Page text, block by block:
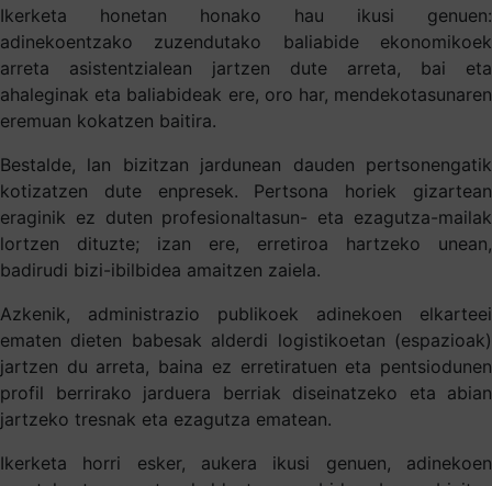
Ikerketa honetan honako hau ikusi genuen:
adinekoentzako zuzendutako baliabide ekonomikoek
arreta asistentzialean jartzen dute arreta, bai eta
ahaleginak eta baliabideak ere, oro har, mendekotasunaren
eremuan kokatzen baitira.
Bestalde, lan bizitzan jardunean dauden pertsonengatik
kotizatzen dute enpresek. Pertsona horiek gizartean
eraginik ez duten profesionaltasun- eta ezagutza-mailak
lortzen dituzte; izan ere, erretiroa hartzeko unean,
badirudi bizi-ibilbidea amaitzen zaiela.
Azkenik, administrazio publikoek adinekoen elkarteei
ematen dieten babesak alderdi logistikoetan (espazioak)
jartzen du arreta, baina ez erretiratuen eta pentsiodunen
profil berrirako jarduera berriak diseinatzeko eta abian
jartzeko tresnak eta ezagutza ematean.
Ikerketa horri esker, aukera ikusi genuen, adinekoen